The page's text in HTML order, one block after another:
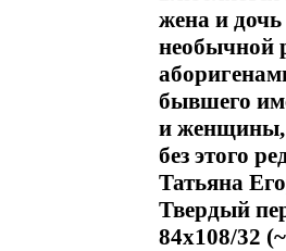
жена и
необычной
бывшего
и женщины,
без этого
Татьяна
Твердый
84x108/32